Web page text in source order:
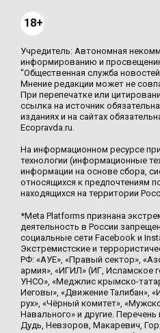
18+
Учредитель: Автономная
информированию и
"Общественная служба
Мнение редакции может не
При перепечатке или
ссылка на источник
изданиях и на сайтах
Ecopravda.ru.
На информационном ресурсе
технологии (информационные
информации на основе сбора,
относящихся к предпочтениям
находящихся на территории
*Meta Platforms признана
деятельность в России
социальные сети Facebook и
Экстремистские и
РФ: «АУЕ», «Правый сектор»,
армия», «ИГИЛ» (ИГ, Исламское
УНСО», «Меджлис крымско-
Иеговы», «Движение Талибан»,
рух», «Чёрный комитет»,
Навального» и другие.
Дудь, Невзоров, Макаревич,